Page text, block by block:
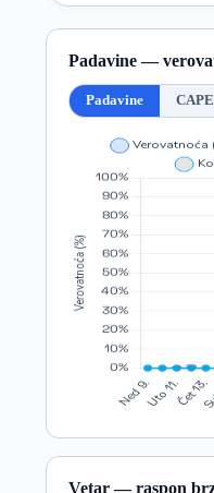
Padavine —
Padavine
Vetar — raspon